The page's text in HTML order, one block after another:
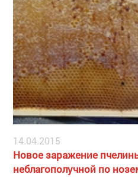
14.04.2015
Новое заражение
неблагополучной по